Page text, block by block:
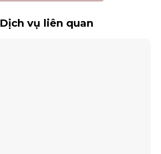
Dịch vụ liên quan